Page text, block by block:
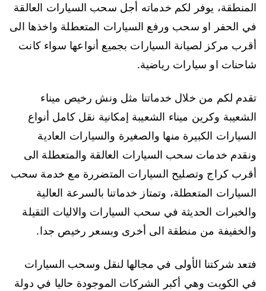
المنطقة، يوفر لكم خدماته أجل سحب السيارات العالقة
في الحفر او سحب ورفع السيارات المتعطلة واخذها الى
أقرب مركز لصيانة السيارات بجميع أنواعها سواء كانت
شاحنات او سيارات رياضية.
تقدم لكم من خلال خدماتنا مثل ونش رخيص ميناء
الشعيبة وكرين ميناء الشعيبة إمكانية نقل كامل أنواع
السيارات الكبيرة منها والصغيرة والسيارات العادية
ونقدم خدمات سحب السيارات العالقة والمتعطلة الى
أقرب كراج وتصليح السيارات المتضررة مع خدمة سحب
السيارات المتعطلة، وتمتاز خدماتنا بالسرعة العالية
والخبرات الحديثة في سحب السيارات والاليات الثقيلة
والخفيفة من منطقة الى أخرى وبسعر رخيص جدا.
فتعد شركتنا الأولى في مجالها لنقل وسحب السيارات
في الكويت وهي أكبر الشركات الموجودة حاليا في دولة